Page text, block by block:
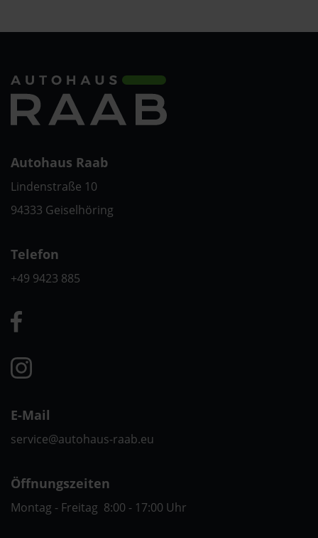
Autohaus Raab
Lindenstraße 10
94333 Geiselhöring
Telefon
+49 9423 885
E-Mail
service@autohaus-raab.eu
Öffnungszeiten
Montag - Freitag 8:00 - 17:00 Uhr